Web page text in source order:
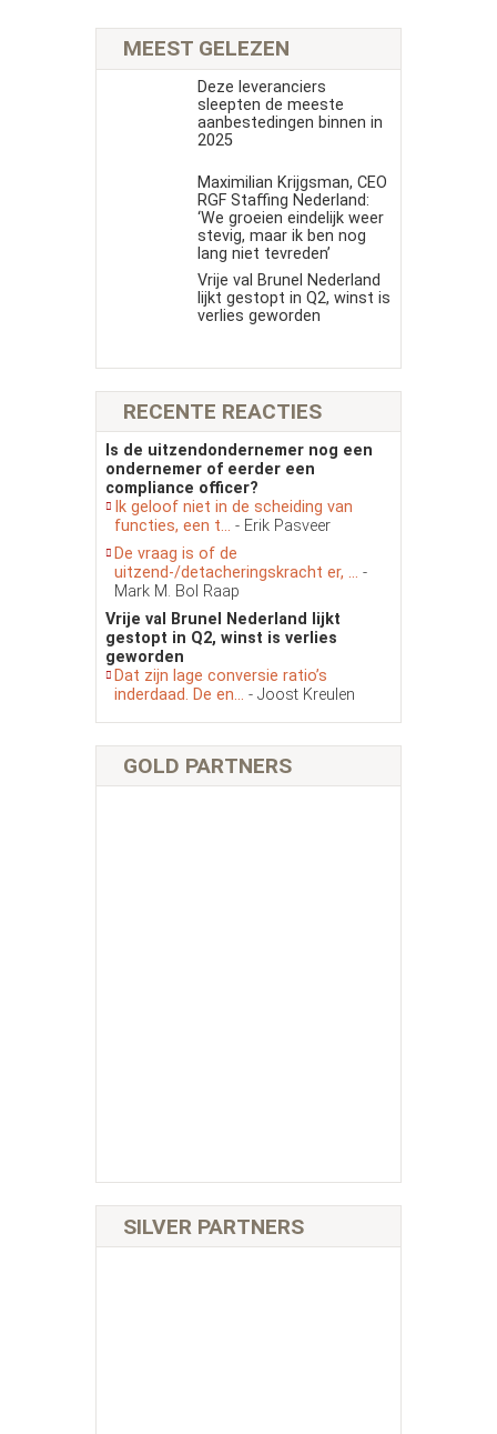
MEEST GELEZEN
Deze leveranciers
sleepten de meeste
aanbestedingen binnen in
2025
Maximilian Krijgsman, CEO
RGF Staffing Nederland:
‘We groeien eindelijk weer
stevig, maar ik ben nog
lang niet tevreden’
Vrije val Brunel Nederland
lijkt gestopt in Q2, winst is
verlies geworden
RECENTE REACTIES
Is de uitzendondernemer nog een
ondernemer of eerder een
compliance officer?
Ik geloof niet in de scheiding van
functies, een t... - Erik Pasveer
De vraag is of de
uitzend-/detacheringskracht er, ... -
Mark M. Bol Raap
Vrije val Brunel Nederland lijkt
gestopt in Q2, winst is verlies
geworden
Dat zijn lage conversie ratio’s
inderdaad. De en... - Joost Kreulen
GOLD PARTNERS
SILVER PARTNERS